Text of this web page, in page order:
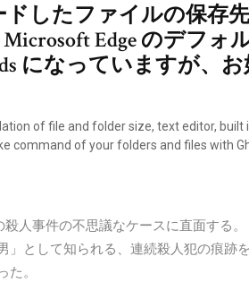
ドしたファイルの保存
Edge のデフォ
になっていますが、
of file and folder size, text editor, built
command of your folders and files with
人事件の不思議なケースに直面する
」として知られる、連続殺人犯の痕跡
。